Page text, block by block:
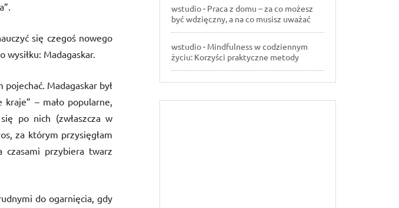
się czegoś nowego
wysiłku: Madagaskar.
Madagaskar był
– mało popularne,
po nich (zwłaszcza w
za którym przysięgłam
czasami przybiera twarz
do ogarnięcia, gdy
wstudio- Praca z domu – za co możesz
być wdzięczny, a na co musisz uważać
wstudio- Mindfulness w codziennym
życiu: Korzyści praktyczne metody